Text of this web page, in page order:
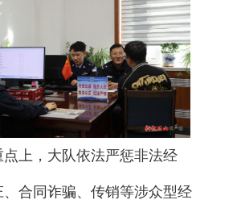
点上，大队依法严惩非法经
合同诈骗、传销等涉众型经